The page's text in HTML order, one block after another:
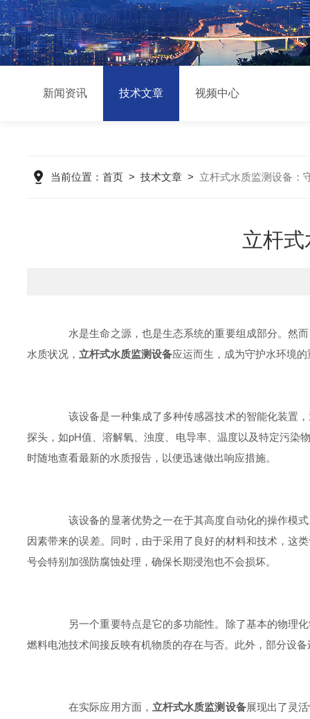
新闻资讯 技术文章 视频中心
当前位置： 首页 > 技术文章 > 立杆式水质监测设备：
立杆
水是生命之源，也是生态系统的重要组成部分。然而
水质状况， 立杆式水质监测设备应运而生，成为守护水环境
该设备是一种集成了多种传感器技术的智能化装置，
探头，如pH值、溶解氧、浊度、电导率、温度以及特定污染
时随地查看最新的水质报告，以便迅速做出响应措施。
该设备的显著优势之一在于其高度自动化的操作模式
因素带来的误差。同时，由于采用了良好的材料和技术，这
号会特别加强防腐蚀处理，确保长期浸泡也不会损坏。
另一个重要特点是它的多功能性。除了基本的物理化
燃料电池技术间接反映有机物质的存在与否。此外，部分设
在实际应用方面， 立杆式水质监测设备展现出了灵